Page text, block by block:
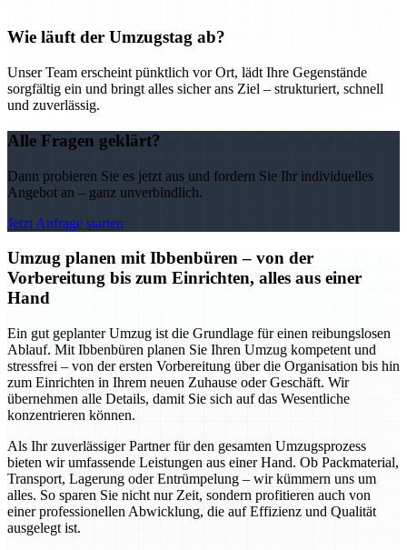
Wie läuft der Umzugstag ab?
Unser Team erscheint pünktlich vor Ort, lädt Ihre Gegenstände
sorgfältig ein und bringt alles sicher ans Ziel – strukturiert, schnell
und zuverlässig.
Alle Fragen geklärt?
Dann probieren Sie es jetzt aus und fordern Sie Ihr individuelles
Angebot an – ganz unverbindlich.
Jetzt Anfrage starten
Umzug planen mit Ibbenbüren – von der
Vorbereitung bis zum Einrichten, alles aus einer
Hand
Ein gut geplanter Umzug ist die Grundlage für einen reibungslosen
Ablauf. Mit Ibbenbüren planen Sie Ihren Umzug kompetent und
stressfrei – von der ersten Vorbereitung über die Organisation bis hin
zum Einrichten in Ihrem neuen Zuhause oder Geschäft. Wir
übernehmen alle Details, damit Sie sich auf das Wesentliche
konzentrieren können.
Als Ihr zuverlässiger Partner für den gesamten Umzugsprozess
bieten wir umfassende Leistungen aus einer Hand. Ob Packmaterial,
Transport, Lagerung oder Entrümpelung – wir kümmern uns um
alles. So sparen Sie nicht nur Zeit, sondern profitieren auch von
einer professionellen Abwicklung, die auf Effizienz und Qualität
ausgelegt ist.